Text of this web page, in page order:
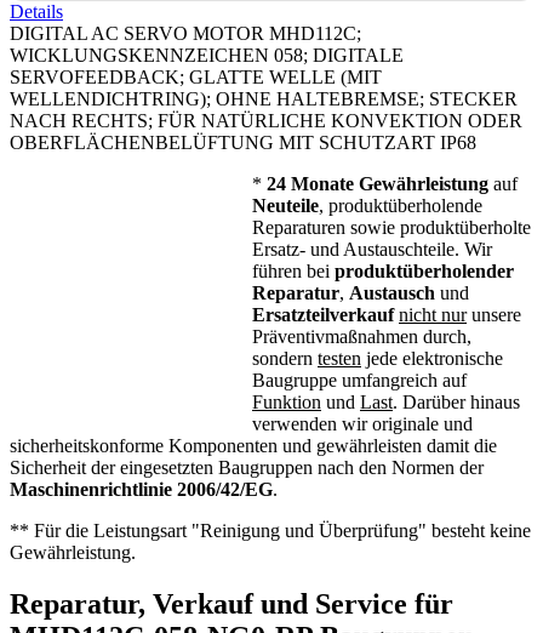
Details
DIGITAL AC SERVO MOTOR MHD112C;
WICKLUNGSKENNZEICHEN 058; DIGITALE
SERVOFEEDBACK; GLATTE WELLE (MIT
WELLENDICHTRING); OHNE HALTEBREMSE; STECKER
NACH RECHTS; FÜR NATÜRLICHE KONVEKTION ODER
OBERFLÄCHENBELÜFTUNG MIT SCHUTZART IP68
* 24 Monate Gewährleistung auf
Neuteile, produktüberholende
Reparaturen sowie produktüberholte
Ersatz- und Austauschteile. Wir
führen bei produktüberholender
Reparatur, Austausch und
Ersatzteilverkauf nicht nurunsere
Präventivmaßnahmen durch,
sondern testen jede elektronische
Baugruppe umfangreich auf
Funktion und Last. Darüber hinaus
verwenden wir originale und
sicherheitskonforme Komponenten und gewährleisten damit die
Sicherheit der eingesetzten Baugruppen nach den Normen der
Maschinenrichtlinie 2006/42/EG.
** Für die Leistungsart "Reinigung und Überprüfung" besteht keine
Gewährleistung.
Reparatur, Verkauf und Service für